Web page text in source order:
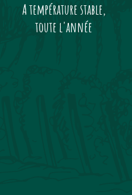
A température stable,
toute l'année